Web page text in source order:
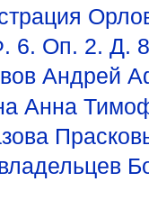
6. Оп. 2. Д.
Андрей
Анна